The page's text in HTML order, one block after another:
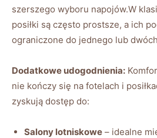
szerszego⁤ wyboru napojów.W
‍posiłki są często prostsze, a ich
ograniczone do jednego lub
Dodatkowe udogodnienia:
nie kończy ‌się na ‍fotelach i
zyskują‍ dostęp⁣ do:
Salony lotniskowe – idealne‍